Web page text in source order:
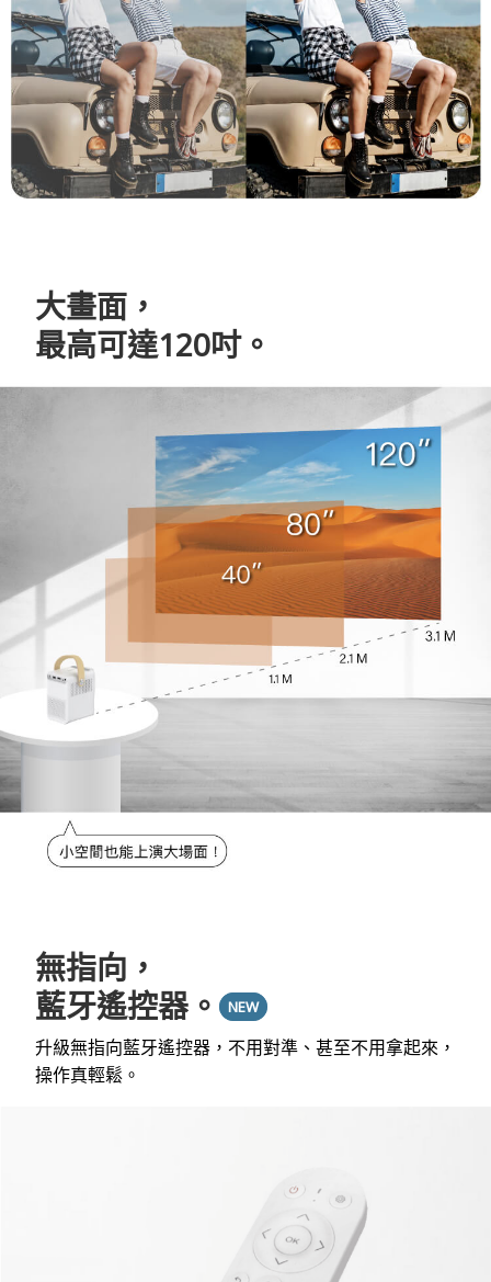
大畫面，
最高可達120吋。
無指向，
藍牙遙控器。
NEW
升級無指向藍牙遙控器，不用對準、甚至不用拿起來，
操作真輕鬆。